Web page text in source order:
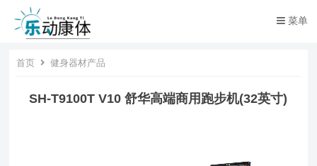
菜单
首页 健身器材产品
SH-T9100T V10 舒华高端商用跑步机(32英寸)